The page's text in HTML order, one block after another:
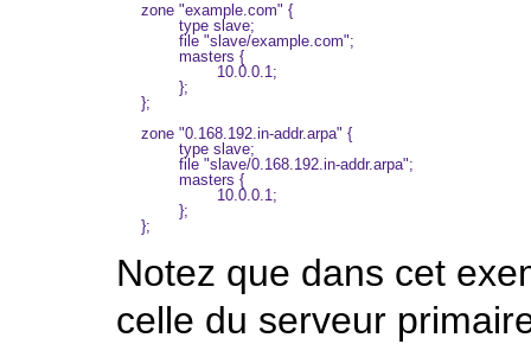
zone "example.com" {
        type slave;
        file "slave/example.com";
        masters {
                10.0.0.1;
        };
};
zone "0.168.192.in-addr.arpa" {
        type slave;
        file "slave/0.168.192.in-addr.arpa";
        masters {
                10.0.0.1;
        };
Notez que dans cet
celle du serveur